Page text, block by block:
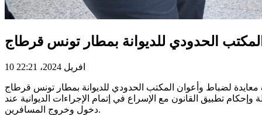
المكتب الحدودي للديوانة بمطار تونس قرطاج
10 افريل 2024، 22:21
عمل المصالح الديوانية خلال أول أيام عيد الفطر المبارك، أدّى السيد المدير العام للديوانة اليوم الأربعاء 10 أفريل 2024 زيارة معايدة لضباط وأعوان المكتب الحدودي للديوانة بمطار تونس قرطاج
تطبيق القانون مع الإسراع في إتمام الإجراءات الديوانية عند
دخول وخروج المسافرين.